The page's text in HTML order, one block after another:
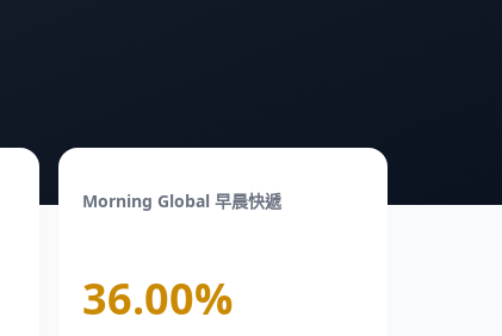
Morning Global 早晨快遞
36.00%